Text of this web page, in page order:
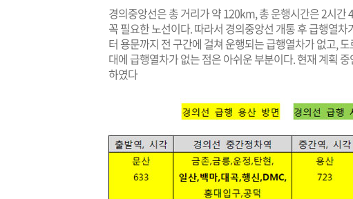
경의중앙선은 총 거리가 약 120km, 총 운행시간은 2시
꼭 필요한 노선이다. 따라서 경의중앙선 개통 후 급행열
터 용문까지 전 구간에 걸쳐 운행되는 급행열차가 없고,
대에 급행열차가 없는 점은 아쉬운 부분이다. 현재 계획
하였다